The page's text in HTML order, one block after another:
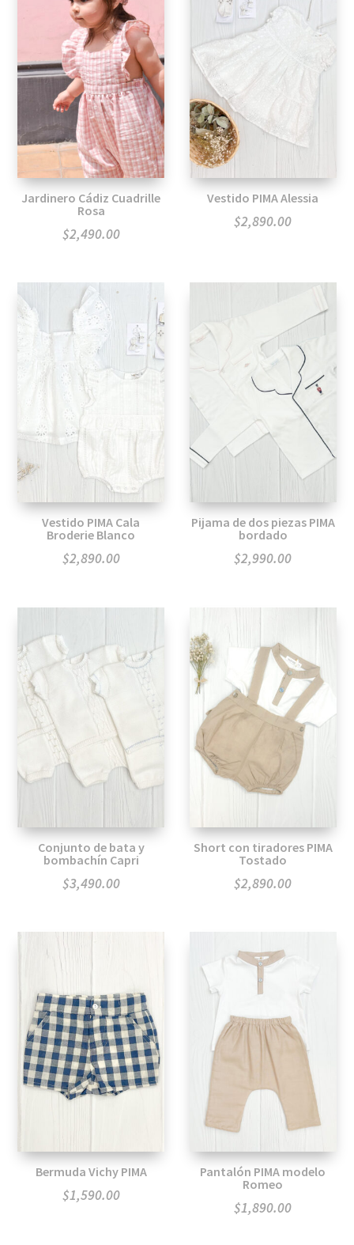
Jardinero Cádiz Cuadrille
Rosa
$2,490.00
Vestido PIMA Alessia
$2,890.00
Vestido PIMA Cala
Broderie Blanco
$2,890.00
Pijama de dos piezas PIMA
bordado
$2,990.00
Conjunto de bata y
bombachín Capri
$3,490.00
Short con tiradores PIMA
Tostado
$2,890.00
Bermuda Vichy PIMA
$1,590.00
Pantalón PIMA modelo
Romeo
$1,890.00